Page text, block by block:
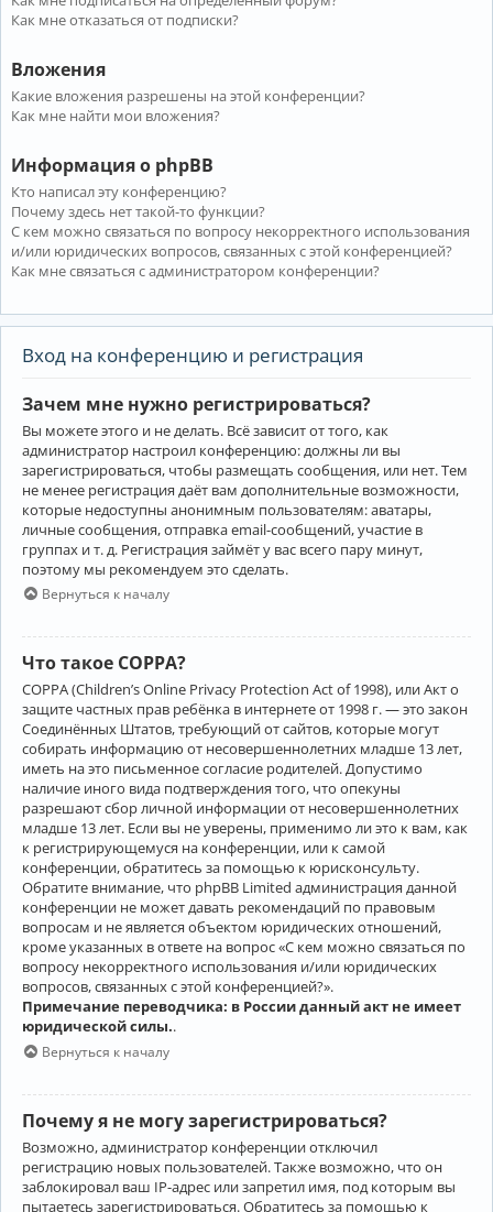
Как мне отказаться от подписки?
Вложения
Какие вложения разрешены на этой конференции?
Как мне найти мои вложения?
Информация о phpBB
Кто написал эту конференцию?
Почему здесь нет такой-то функции?
С кем можно связаться по вопросу некорректного использования
и/или юридических вопросов, связанных с этой конференцией?
Как мне связаться с администратором конференции?
Вход на конференцию и регистрация
Зачем мне нужно регистрироваться?
Вы можете этого и не делать. Всё зависит от того, как
администратор настроил конференцию: должны ли вы
зарегистрироваться, чтобы размещать сообщения, или нет. Тем
не менее регистрация даёт вам дополнительные возможности,
которые недоступны анонимным пользователям: аватары,
личные сообщения, отправка email-сообщений, участие в
группах и т. д. Регистрация займёт у вас всего пару минут,
поэтому мы рекомендуем это сделать.
Вернуться к началу
Что такое COPPA?
COPPA (Children’s Online Privacy Protection Act of 1998), или Акт о
защите частных прав ребёнка в интернете от 1998 г. — это закон
Соединённых Штатов, требующий от сайтов, которые могут
собирать информацию от несовершеннолетних младше 13 лет,
иметь на это письменное согласие родителей. Допустимо
наличие иного вида подтверждения того, что опекуны
разрешают сбор личной информации от несовершеннолетних
младше 13 лет. Если вы не уверены, применимо ли это к вам, как
к регистрирующемуся на конференции, или к самой
конференции, обратитесь за помощью к юрисконсульту.
Обратите внимание, что phpBB Limited администрация данной
конференции не может давать рекомендаций по правовым
вопросам и не является объектом юридических отношений,
кроме указанных в ответе на вопрос «С кем можно связаться по
вопросу некорректного использования и/или юридических
вопросов, связанных с этой конференцией?».
Примечание переводчика: в России данный акт не имеет
юридической силы..
Вернуться к началу
Почему я не могу зарегистрироваться?
Возможно, администратор конференции отключил
регистрацию новых пользователей. Также возможно, что он
заблокировал ваш IP-адрес или запретил имя, под которым вы
пытаетесь зарегистрироваться. Обратитесь за помощью к